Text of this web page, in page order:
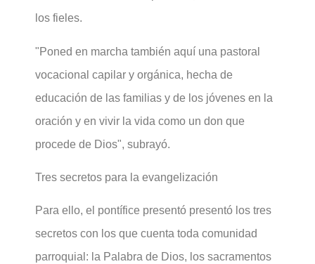
los fieles.
"Poned en marcha también aquí una pastoral
vocacional capilar y orgánica, hecha de
educación de las familias y de los jóvenes en la
oración y en vivir la vida como un don que
procede de Dios", subrayó.
Tres secretos para la evangelización
Para ello, el pontífice presentó presentó los tres
secretos con los que cuenta toda comunidad
parroquial: la Palabra de Dios, los sacramentos